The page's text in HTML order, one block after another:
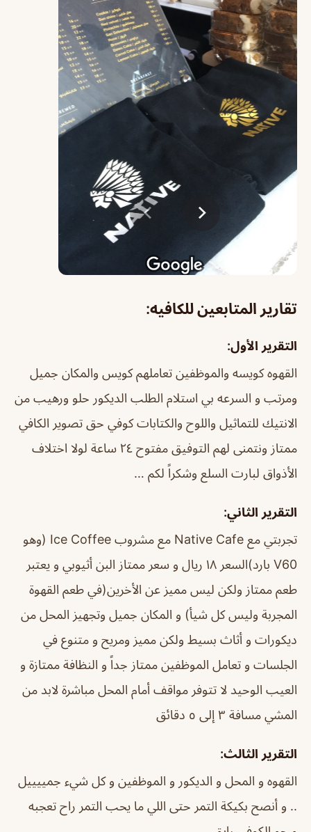
تقارير المتابعين للكافيه:
التقرير الأول:
القهوه كويسه والموظفين تعاملهم كويس والمكان جميل
ومرتب و السرعه بي استلام الطلب الديكور حلو ورهيب من
الانتيك للتماثيل واللوح والكتابات كوفي حق تصوير الكافي
ممتاز ونتمنى لهم التوفيق مفتوح ٢٤ ساعة لولا اختلاف
الأذواق لبارت السلع وشكراً لكم …
التقرير الثاني:
تجربتي مع Native Cafe مع مشروب Ice Coffee (وهو
V60 بارد)السعر ١٨ ريال و سعر ممتاز البن أثيوبي و يعتبر
طعم ممتاز ولكن ليس مميز عن الأخرين(في طعم القهوة
المجربة وليس كل شيأ) و المكان جميل وتجهيز المحل من
ديكورات و أثاث بسيط ولكن مميز ومريح و متنوع في
الجلسات و تعامل الموظفين ممتاز جداً و النظافة ممتازة و
العيب الوحيد لا تتوفر مواقف أمام المحل مباشرة لابد من
المشي مسافة ٣ إلى ٥ دقائق
التقرير الثالث:
القهوه و المحل و الديكور و الموظفين و كل شيء جمييييل
.. و أنصح بكيكة التمر حتى اللي ما يحب التمر راح تعجبه